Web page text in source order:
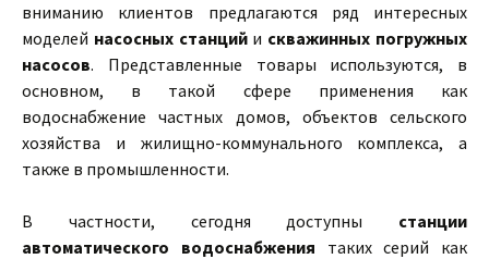
вниманию клиентов предлагаются ряд интересных
моделей насосных станцийи скважинных погружных
насосов. Представленные товары используются, в
основном, в такой сфере применения как
водоснабжение частных домов, объектов сельского
хозяйства и жилищно-коммунального комплекса, а
также в промышленности.
В частности, сегодня доступны станции
автоматического водоснабжения таких серий как